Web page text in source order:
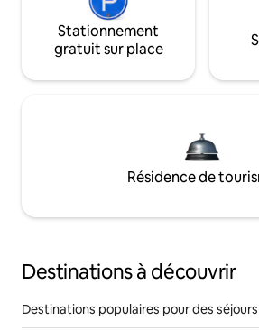
Stationnement
gratuit sur place
Résidence de
Destinations à découvrir
Destinations populaires pour des